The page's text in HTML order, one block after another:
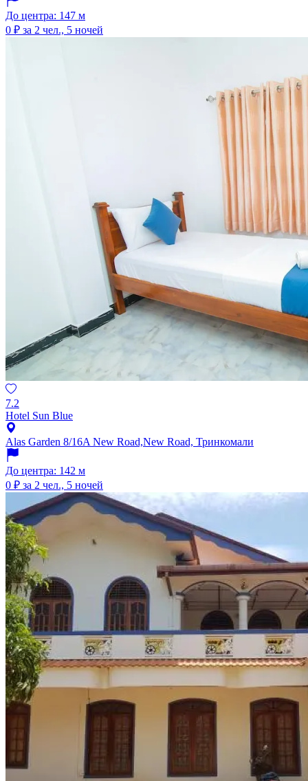
До центра: 147 м
0 ₽ за 2 чел., 5 ночей
7.2
Hotel Sun Blue
Alas Garden 8/16A New Road,New Road, Тринкомали
До центра: 142 м
0 ₽ за 2 чел., 5 ночей